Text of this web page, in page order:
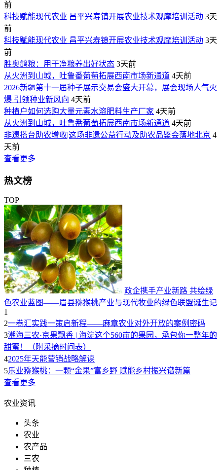
前
​科技赋能现代农业 昌平兴寿镇开展农业技术观摩培训活动 3天
前
​科技赋能现代农业 昌平兴寿镇开展农业技术观摩培训活动 3天
前
胜奥鸽粮：用干净粮养出好状态 3天前
从火洲到山城，吐鲁番葡萄拓展西南市场新通道 4天前
2026新疆第十一届种子展示交易会盛大开幕，展会现场人气火
爆 引领种业新风向 4天前
种植户如何选购大量元素水溶肥料生产厂家 4天前
从火洲到山城，吐鲁番葡萄拓展西南市场新通道 4天前
非遗搭台助农增收|这场非遗公益行动及助农品鉴会落地北京 4
天前
查看更多
热文榜
TOP
政企携手产业新路 共绘绿
色农业蓝图——眉县猕猴桃产业与现代牧业的绿色联盟诞生记
1
2一卷汇实践一策启新程——麻章农业对外开放的案例密码
3潮海三农·京果飘香 | 海淀这个560亩的果园，承包你一整年的
甜蜜！（附采摘时间表）
42025年天能营销战略解读
5乐业猕猴桃：一颗“金果”富乡野 赋能乡村振兴谱新篇
查看更多
农业资讯
头条
农业
农产品
三农